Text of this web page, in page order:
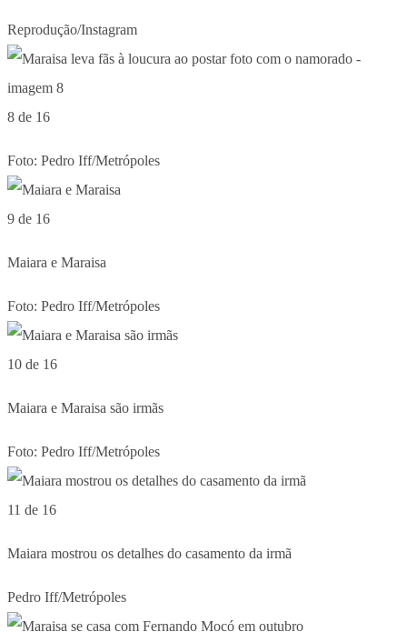
Reprodução/Instagram
8 de 16
Foto: Pedro Iff/Metrópoles
9 de 16
Maiara e Maraisa
Foto: Pedro Iff/Metrópoles
10 de 16
Maiara e Maraisa são irmãs
Foto: Pedro Iff/Metrópoles
11 de 16
Maiara mostrou os detalhes do casamento da irmã
Pedro Iff/Metrópoles